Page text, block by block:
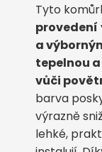
Tyto
provedení
a
tepelnou
vůči
barva
výrazně
lehké,